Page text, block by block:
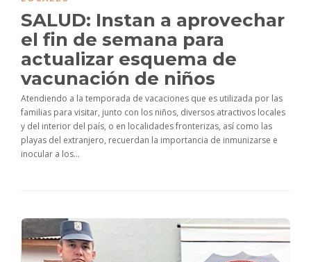
SALUD: Instan a aprovechar
el fin de semana para
actualizar esquema de
vacunación de niños
Atendiendo a la temporada de vacaciones que es utilizada por las
familias para visitar, junto con los niños, diversos atractivos locales
y del interior del país, o en localidades fronterizas, así como las
playas del extranjero, recuerdan la importancia de inmunizarse e
inocular a los...